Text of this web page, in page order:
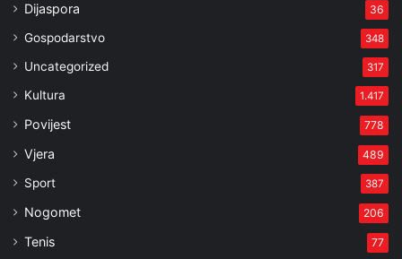
Dijaspora 36
Gospodarstvo 348
Uncategorized 317
Kultura 1.417
Povijest 778
Vjera 489
Sport 387
Nogomet 206
Tenis 77